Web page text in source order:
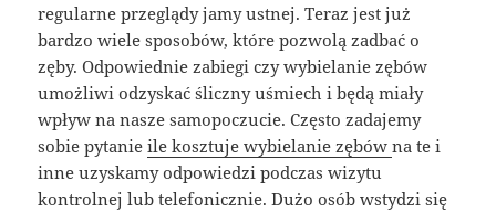
regularne przeglądy jamy ustnej. Teraz jest już
bardzo wiele sposobów, które pozwolą zadbać o
zęby. Odpowiednie zabiegi czy wybielanie zębów
umożliwi odzyskać śliczny uśmiech i będą miały
wpływ na nasze samopoczucie. Często zadajemy
sobie pytanieile kosztuje wybielanie zębówna te i
inne uzyskamy odpowiedzi podczas wizytu
kontrolnej lub telefonicznie. Dużo osób wstydzi się